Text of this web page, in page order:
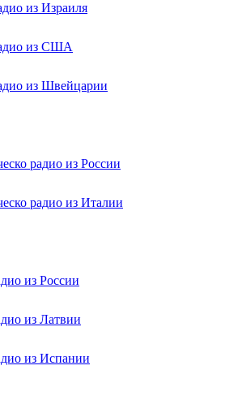
из Израиля
из США
из Швейцарии
радио из России
радио из Италии
из России
из Латвии
из Испании